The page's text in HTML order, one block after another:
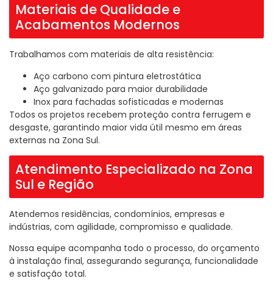
Materiais de Qualidade e
Acabamentos Modernos
Trabalhamos com materiais de alta resistência:
Aço carbono com pintura eletrostática
Aço galvanizado para maior durabilidade
Inox para fachadas sofisticadas e modernas
Todos os projetos recebem proteção contra ferrugem e
desgaste, garantindo maior vida útil mesmo em áreas
externas na Zona Sul.
Atendimento Especializado na Zona
Sul e Região
Atendemos residências, condomínios, empresas e
indústrias, com agilidade, compromisso e qualidade.
Nossa equipe acompanha todo o processo, do orçamento
à instalação final, assegurando segurança, funcionalidade
e satisfação total.